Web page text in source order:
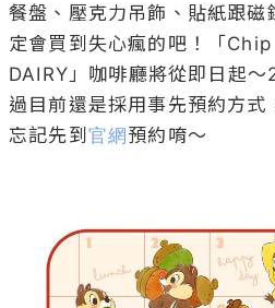
餐盤、壓克力吊飾、貼紙跟磁
定會買到失心瘋的吧！「
DAIRY」咖啡廳將從即日起
過目前還是採用事先預約方式
忘記先到 官網預約唷～